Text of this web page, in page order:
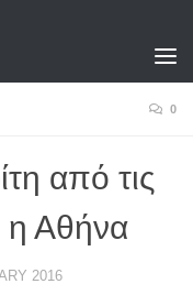
0
από τις
η Αθήνα
2016